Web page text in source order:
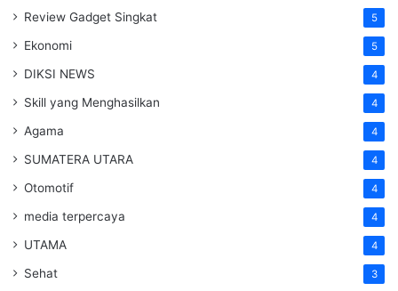
Review Gadget Singkat 5
Ekonomi 5
DIKSI NEWS 4
Skill yang Menghasilkan 4
Agama 4
SUMATERA UTARA 4
Otomotif 4
media terpercaya 4
UTAMA 4
Sehat 3